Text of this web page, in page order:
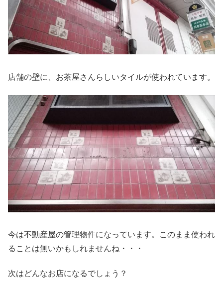
店舗の壁に、お茶屋さんらしいタイルが使われています。
今は不動産屋の管理物件になっています。このまま使われ
ることは無いかもしれませんね・・・
次はどんなお店になるでしょう？